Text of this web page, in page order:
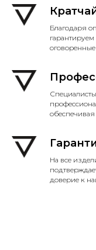
Благодаря
На все
доверие к